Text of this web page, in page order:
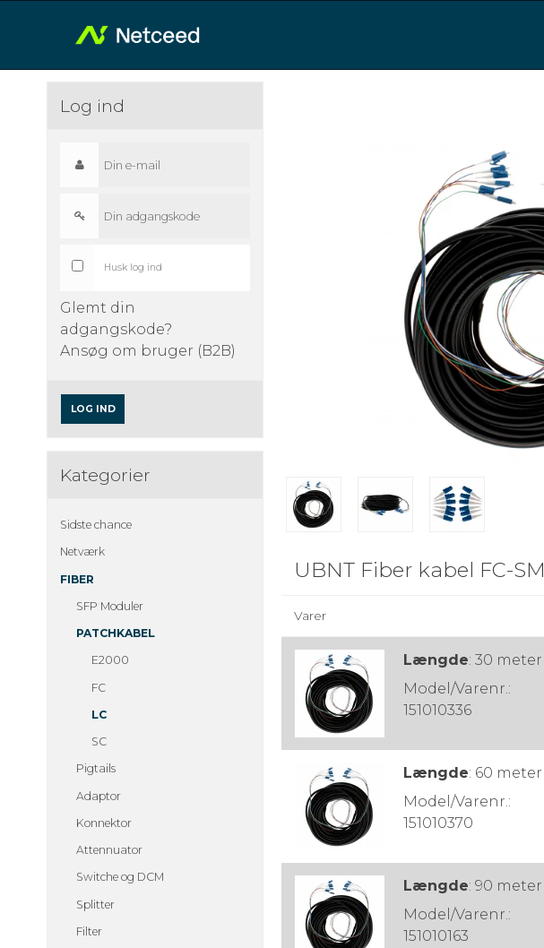
Log ind
Husk log ind
Glemt din
adgangskode?
Ansøg om bruger (B2B)
LOG IND
Kategorier
Sidste chance
Netværk
FIBER
SFP Moduler
PATCHKABEL
E2000
FC
LC
SC
Pigtails
Adaptor
Konnektor
Attennuator
Switche og DCM
Splitter
Filter
UBNT Fiber kabel FC-SM
Varer
Længde: 30 meter
Model/Varenr.:
151010336
Længde: 60 meter
Model/Varenr.:
151010370
Længde: 90 meter
Model/Varenr.:
151010163